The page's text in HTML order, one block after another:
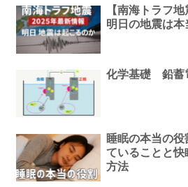
【南海トラフ
明日の地震は本
化学基礎 鉛蓄
睡眠の本当の
ていることと快
方法